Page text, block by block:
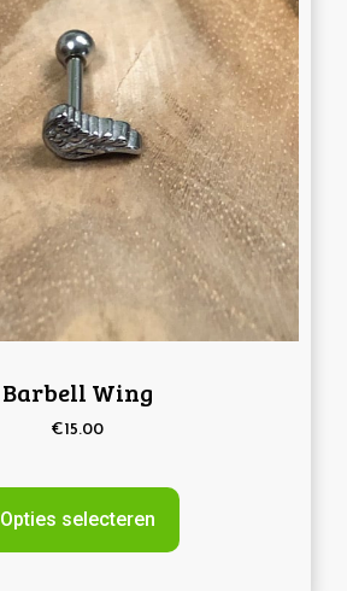
Barbell Wing
€15.00
Opties selecteren